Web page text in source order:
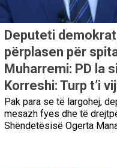
Deputeti
përplasen për
Muharremi: PD la
Korreshi: Turp t’i
Pak para se të largohej,
mesazh fyes dhe të
Shëndetësisë Ogerta